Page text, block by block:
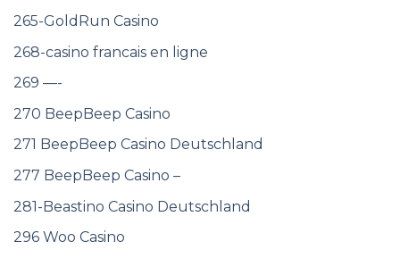
265-GoldRun Casino
268-casino francais en ligne
269 —-
270 BeepBeep Casino
271 BeepBeep Casino Deutschland
277 BeepBeep Casino –
281-Beastino Casino Deutschland
296 Woo Casino